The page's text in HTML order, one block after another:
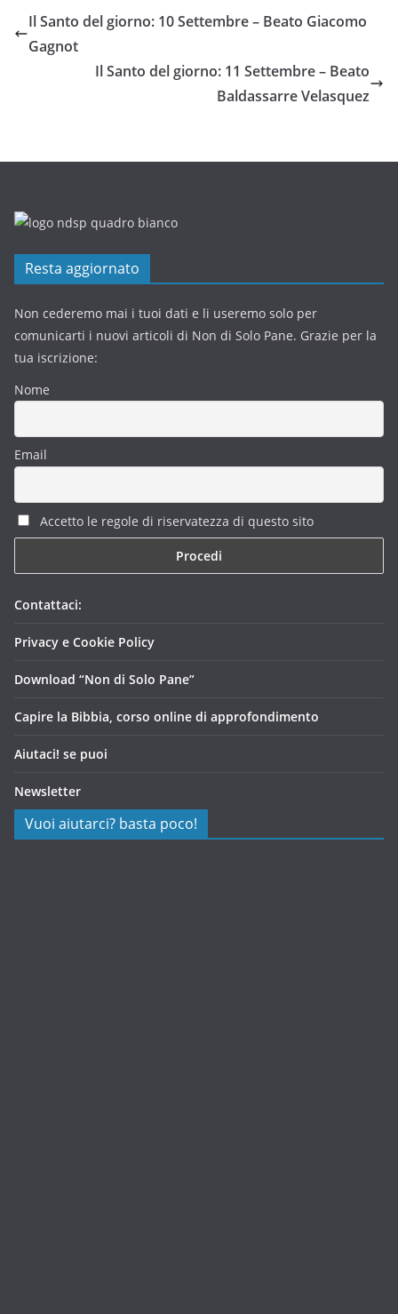
Il Santo del giorno: 10 Settembre – Beato Giacomo
Gagnot
Il Santo del giorno: 11 Settembre – Beato
Baldassarre Velasquez
Resta aggiornato
Non cederemo mai i tuoi dati e li useremo solo per
comunicarti i nuovi articoli di Non di Solo Pane. Grazie per la
tua iscrizione:
Nome
Email
Accetto le regole di riservatezza di questo sito
Contattaci:
Privacy e Cookie Policy
Download “Non di Solo Pane”
Capire la Bibbia, corso online di approfondimento
Aiutaci! se puoi
Newsletter
Vuoi aiutarci? basta poco!